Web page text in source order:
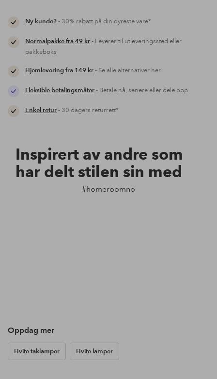
Ny kunde?- 30% rabatt på din dyreste vare*
Normalpakke fra 49 kr- Leveres til utleveringssted eller
pakkeboks
Hjemlevering fra 149 kr- Se alle alternativer her
Fleksible betalingsmåter- Betale nå, senere eller dele opp
Enkel retur- 30 dagers returrett*
Inspirert av andre som
har delt stilen sin med
#homeroomno
Oppdag mer
Hvite taklamper Hvite lamper